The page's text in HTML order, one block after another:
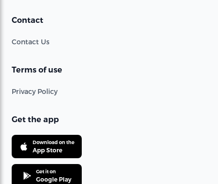
Contact
Contact Us
Terms of use
Privacy Policy
Get the app
Download on the
App Store
Get it on
Google Play